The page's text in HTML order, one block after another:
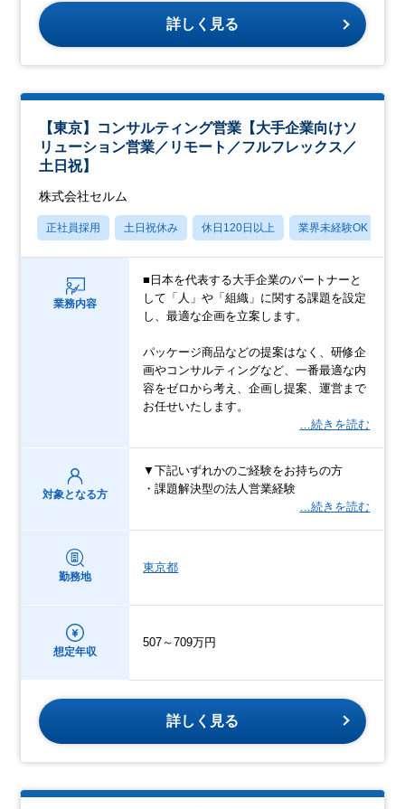
詳しく見る
【東京】コンサルティング営業【大手企業向けソ
リューション営業／リモート／フルフレックス／
土日祝】
株式会社セルム
正社員採用 土日祝休み 休日120日以上 業界未経験OK
業務内容
■日本を代表する大手企業のパートナーと
して「人」や「組織」に関する課題を設定
し、最適な企画を立案します。
パッケージ商品などの提案はなく、研修企
画やコンサルティングなど、一番最適な内
容をゼロから考え、企画し提案、運営まで
お任せいたします。
…続きを読む
対象となる方
▼下記いずれかのご経験をお持ちの方
・課題解決型の法人営業経験
…続きを読む
勤務地
東京都
想定年収
507～709万円
詳しく見る